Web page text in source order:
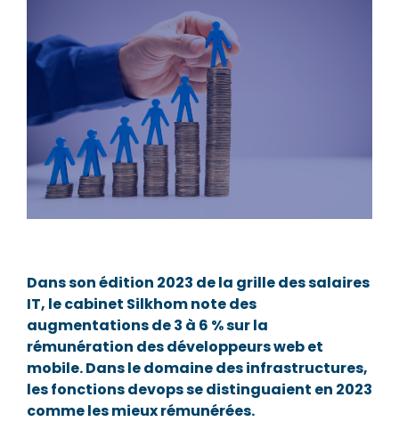
Dans son édition 2023 de la grille des salaires
IT, le cabinet Silkhom note des
augmentations de 3 à 6 % sur la
rémunération des développeurs web et
mobile. Dans le domaine des infrastructures,
les fonctions devops se distinguaient en 2023
comme les mieux rémunérées.